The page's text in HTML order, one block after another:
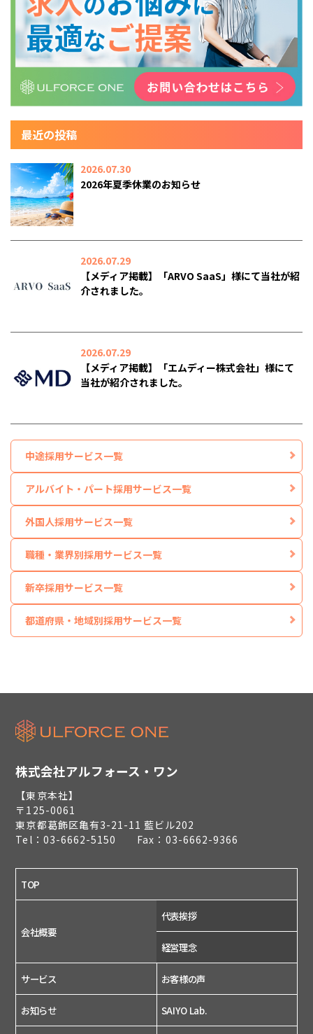
最近の投稿
2026.07.30
2026年夏季休業のお知らせ
2026.07.29
【メディア掲載】「ARVO SaaS」様にて当社が紹
介されました。
2026.07.29
【メディア掲載】「エムディー株式会社」様にて
当社が紹介されました。
中途採用サービス一覧
アルバイト・パート採用サービス一覧
外国人採用サービス一覧
職種・業界別採用サービス一覧
新卒採用サービス一覧
都道府県・地域別採用サービス一覧
株式会社アルフォース・ワン
【東京本社】
〒125-0061
東京都葛飾区亀有3-21-11 藍ビル202
Tel：03-6662-5150 Fax：03-6662-9366
TOP
会社概要
代表挨拶
経営理念
サービス お客様の声
お知らせ SAIYO Lab.